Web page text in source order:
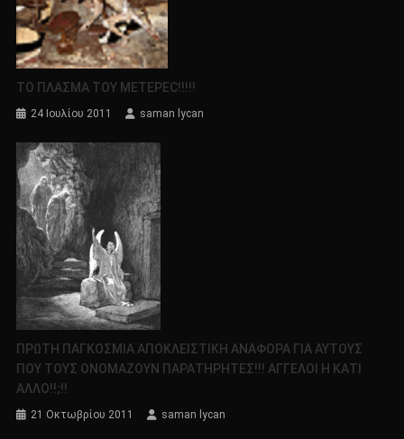
ΤΟ ΠΛΑΣΜΑ ΤΟΥ METEPEC!!!!!
24 Ιουλίου 2011 saman lycan
ΠΡΩΤΗ ΠΑΓΚΟΣΜΙΑ ΑΠΟΚΛΕΙΣΤΙΚΗ ΑΝΑΦΟΡΑ ΓΙΑ ΑΥΤΟΥΣ
ΠΟΥ ΤΟΥΣ ΟΝΟΜΑΖΟΥΝ ΠΑΡΑΤΗΡΗΤΕΣ!!! ΑΓΓΕΛΟΙ Η ΚΑΤΙ
ΑΛΛΟ!!;!!
21 Οκτωβρίου 2011 saman lycan